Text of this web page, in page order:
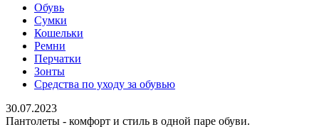
Обувь
Сумки
Кошельки
Ремни
Перчатки
Зонты
Средства по уходу за обувью
30.07.2023
Пантолеты - комфорт и стиль в одной паре обуви.